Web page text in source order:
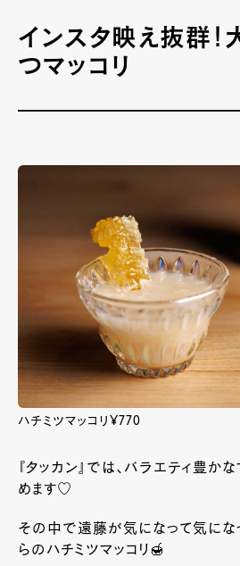
インスタ映え抜群！
つマッコリ
ハチミツマッコリ¥770
『タッカン』では、バラエティ豊か
めます♡
その中で遠藤が気になって気にな
らのハチミツマッコリ🍯